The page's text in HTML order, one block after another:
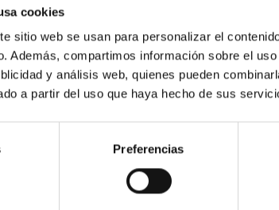
cookies
sitio web se usan para personalizar el
Además, compartimos información sobre el
y análisis web, quienes pueden
a partir del uso que haya hecho de sus
Preferencias